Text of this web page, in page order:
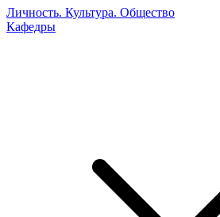
Личность. Культура. Общество
Кафедры